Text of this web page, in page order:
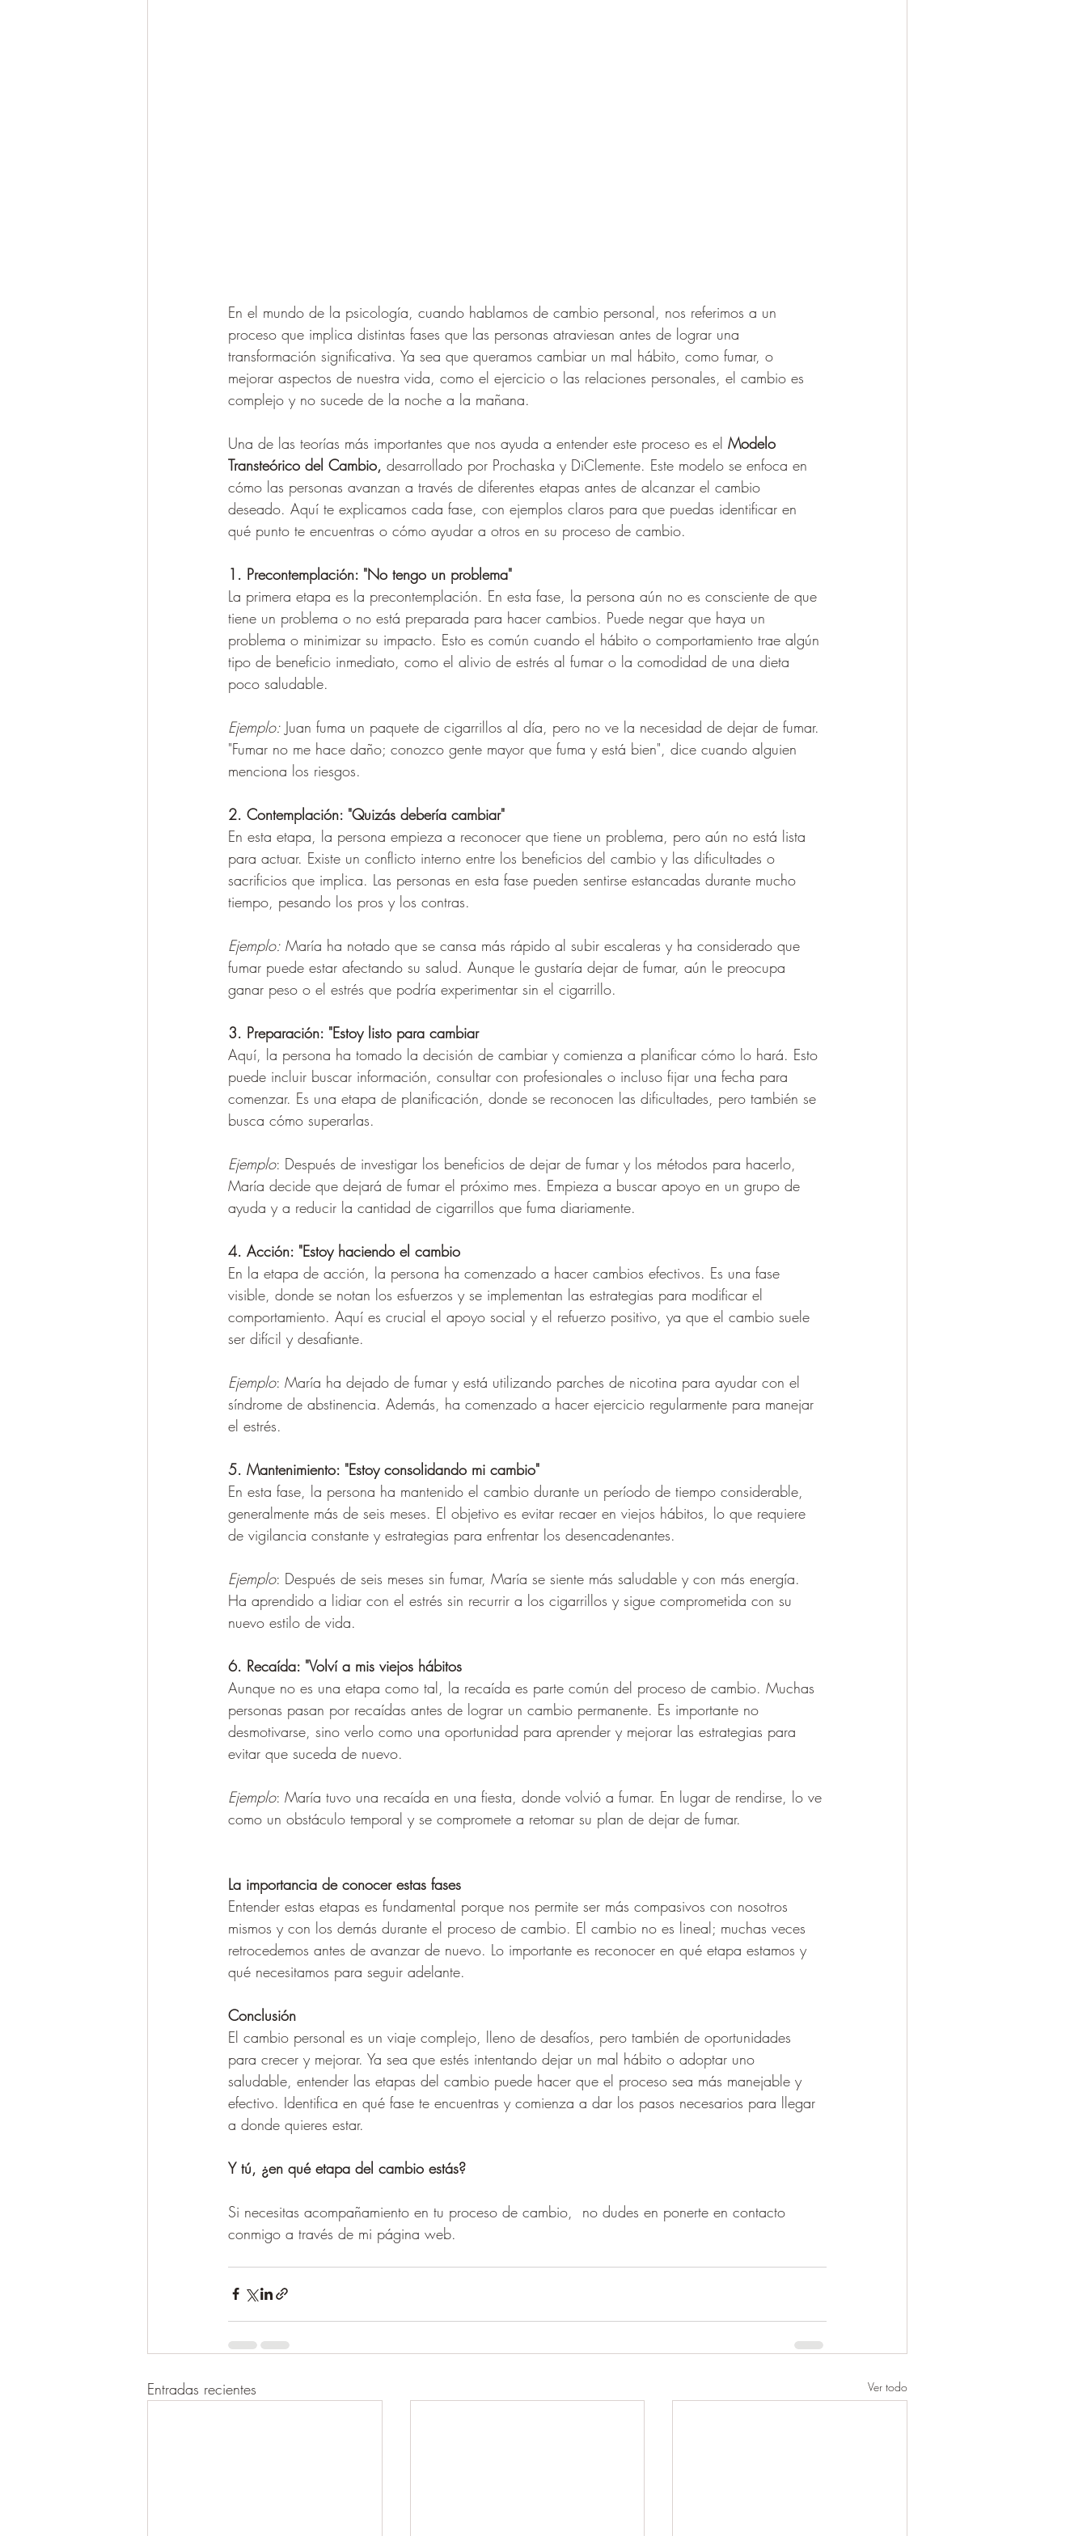
En el mundo de la psicología, cuando hablamos de cambio personal, nos referimos a un
proceso que implica distintas fases que las personas atraviesan antes de lograr una
transformación significativa. Ya sea que queramos cambiar un mal hábito, como fumar, o
mejorar aspectos de nuestra vida, como el ejercicio o las relaciones personales, el cambio es
complejo y no sucede de la noche a la mañana.
Una de las teorías más importantes que nos ayuda a entender este proceso es el Modelo
Transteórico del Cambio, desarrollado por Prochaska y DiClemente. Este modelo se enfoca en
cómo las personas avanzan a través de diferentes etapas antes de alcanzar el cambio
deseado. Aquí te explicamos cada fase, con ejemplos claros para que puedas identificar en
qué punto te encuentras o cómo ayudar a otros en su proceso de cambio.
1. Precontemplación: "No tengo un problema"
La primera etapa es la precontemplación. En esta fase, la persona aún no es consciente de que
tiene un problema o no está preparada para hacer cambios. Puede negar que haya un
problema o minimizar su impacto. Esto es común cuando el hábito o comportamiento trae algún
tipo de beneficio inmediato, como el alivio de estrés al fumar o la comodidad de una dieta
poco saludable.
Ejemplo: Juan fuma un paquete de cigarrillos al día, pero no ve la necesidad de dejar de fumar.
"Fumar no me hace daño; conozco gente mayor que fuma y está bien", dice cuando alguien
menciona los riesgos.
2. Contemplación: "Quizás debería cambiar"
En esta etapa, la persona empieza a reconocer que tiene un problema, pero aún no está lista
para actuar. Existe un conflicto interno entre los beneficios del cambio y las dificultades o
sacrificios que implica. Las personas en esta fase pueden sentirse estancadas durante mucho
tiempo, pesando los pros y los contras.
Ejemplo: María ha notado que se cansa más rápido al subir escaleras y ha considerado que
fumar puede estar afectando su salud. Aunque le gustaría dejar de fumar, aún le preocupa
ganar peso o el estrés que podría experimentar sin el cigarrillo.
3. Preparación: "Estoy listo para cambiar
Aquí, la persona ha tomado la decisión de cambiar y comienza a planificar cómo lo hará. Esto
puede incluir buscar información, consultar con profesionales o incluso fijar una fecha para
comenzar. Es una etapa de planificación, donde se reconocen las dificultades, pero también se
busca cómo superarlas.
Ejemplo: Después de investigar los beneficios de dejar de fumar y los métodos para hacerlo,
María decide que dejará de fumar el próximo mes. Empieza a buscar apoyo en un grupo de
ayuda y a reducir la cantidad de cigarrillos que fuma diariamente.
4. Acción: "Estoy haciendo el cambio
En la etapa de acción, la persona ha comenzado a hacer cambios efectivos. Es una fase
visible, donde se notan los esfuerzos y se implementan las estrategias para modificar el
comportamiento. Aquí es crucial el apoyo social y el refuerzo positivo, ya que el cambio suele
ser difícil y desafiante.
Ejemplo: María ha dejado de fumar y está utilizando parches de nicotina para ayudar con el
síndrome de abstinencia. Además, ha comenzado a hacer ejercicio regularmente para manejar
el estrés.
5. Mantenimiento: "Estoy consolidando mi cambio"
En esta fase, la persona ha mantenido el cambio durante un período de tiempo considerable,
generalmente más de seis meses. El objetivo es evitar recaer en viejos hábitos, lo que requiere
de vigilancia constante y estrategias para enfrentar los desencadenantes.
Ejemplo: Después de seis meses sin fumar, María se siente más saludable y con más energía.
Ha aprendido a lidiar con el estrés sin recurrir a los cigarrillos y sigue comprometida con su
nuevo estilo de vida.
6. Recaída: "Volví a mis viejos hábitos
Aunque no es una etapa como tal, la recaída es parte común del proceso de cambio. Muchas
personas pasan por recaídas antes de lograr un cambio permanente. Es importante no
desmotivarse, sino verlo como una oportunidad para aprender y mejorar las estrategias para
evitar que suceda de nuevo.
Ejemplo: María tuvo una recaída en una fiesta, donde volvió a fumar. En lugar de rendirse, lo ve
como un obstáculo temporal y se compromete a retomar su plan de dejar de fumar.
La importancia de conocer estas fases
Entender estas etapas es fundamental porque nos permite ser más compasivos con nosotros
mismos y con los demás durante el proceso de cambio. El cambio no es lineal; muchas veces
retrocedemos antes de avanzar de nuevo. Lo importante es reconocer en qué etapa estamos y
qué necesitamos para seguir adelante.
Conclusión
El cambio personal es un viaje complejo, lleno de desafíos, pero también de oportunidades
para crecer y mejorar. Ya sea que estés intentando dejar un mal hábito o adoptar uno
saludable, entender las etapas del cambio puede hacer que el proceso sea más manejable y
efectivo. Identifica en qué fase te encuentras y comienza a dar los pasos necesarios para llegar
a donde quieres estar.
Y tú, ¿en qué etapa del cambio estás?
Si necesitas acompañamiento en tu proceso de cambio,  no dudes en ponerte en contacto
conmigo a través de mi página web.
Entradas recientes Ver todo